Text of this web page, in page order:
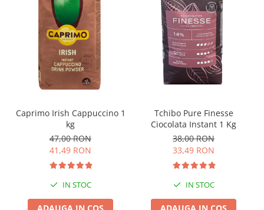
Caprimo Irish Cappuccino 1
kg
47,00 RON
41,49 RON
IN STOC
ADAUGA IN COS
Tchibo Pure Finesse
Ciocolata Instant 1 Kg
38,00 RON
33,49 RON
IN STOC
ADAUGA IN COS